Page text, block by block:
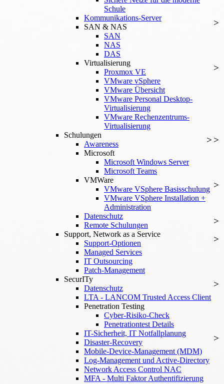
Schule
Kommunikations-Server
SAN & NAS
SAN
NAS
DAS
Virtualisierung
Proxmox VE
VMware vSphere
VMware Übersicht
VMware Personal Desktop-
Virtualisierung
VMware Rechenzentrums-
Virtualisierung
Schulungen
Awareness
Microsoft
Microsoft Windows Server
Microsoft Teams
VMWare
VMware VSphere Basisschulung
VMware VSphere Installation +
Administration
Datenschutz
Remote Schulungen
Support, Network as a Service
Support-Optionen
Managed Services
IT Outsourcing
Patch-Management
SecurITy
Datenschutz
LTA - LANCOM Trusted Access Client
Penetration Testing
Cyber-Risiko-Check
Penetrationtest Details
IT-Sicherheit, IT Notfallplanung
Disaster-Recovery
Mobile-Device-Management (MDM)
Log-Management und Active-Directory
Network Access Control NAC
MFA - Multi Faktor Authentifizierung